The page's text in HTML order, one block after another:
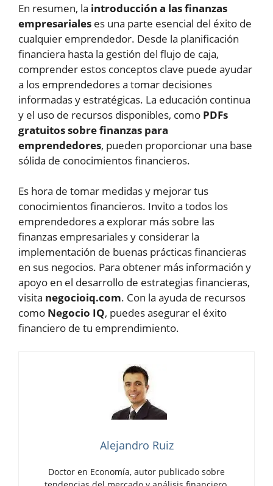
En resumen, la introducción a las finanzas
empresariales es una parte esencial del éxito de
cualquier emprendedor. Desde la planificación
financiera hasta la gestión del flujo de caja,
comprender estos conceptos clave puede ayudar
a los emprendedores a tomar decisiones
informadas y estratégicas. La educación continua
y el uso de recursos disponibles, como PDFs
gratuitos sobre finanzas para
emprendedores, pueden proporcionar una base
sólida de conocimientos financieros.
Es hora de tomar medidas y mejorar tus
conocimientos financieros. Invito a todos los
emprendedores a explorar más sobre las
finanzas empresariales y considerar la
implementación de buenas prácticas financieras
en sus negocios. Para obtener más información y
apoyo en el desarrollo de estrategias financieras,
visita negocioiq.com. Con la ayuda de recursos
como Negocio IQ, puedes asegurar el éxito
financiero de tu emprendimiento.
Alejandro Ruiz
Doctor en Economía, autor publicado sobre